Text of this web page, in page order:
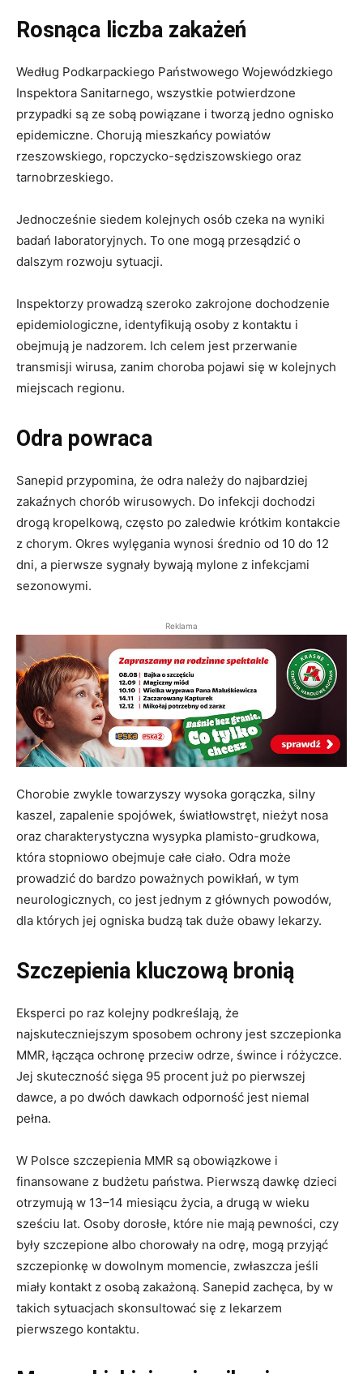
Rosnąca liczba zakażeń
Według Podkarpackiego Państwowego Wojewódzkiego
Inspektora Sanitarnego, wszystkie potwierdzone
przypadki są ze sobą powiązane i tworzą jedno ognisko
epidemiczne. Chorują mieszkańcy powiatów
rzeszowskiego, ropczycko-sędziszowskiego oraz
tarnobrzeskiego.
Jednocześnie siedem kolejnych osób czeka na wyniki
badań laboratoryjnych. To one mogą przesądzić o
dalszym rozwoju sytuacji.
Inspektorzy prowadzą szeroko zakrojone dochodzenie
epidemiologiczne, identyfikują osoby z kontaktu i
obejmują je nadzorem. Ich celem jest przerwanie
transmisji wirusa, zanim choroba pojawi się w kolejnych
miejscach regionu.
Odra powraca
Sanepid przypomina, że odra należy do najbardziej
zakaźnych chorób wirusowych. Do infekcji dochodzi
drogą kropelkową, często po zaledwie krótkim kontakcie
z chorym. Okres wylęgania wynosi średnio od 10 do 12
dni, a pierwsze sygnały bywają mylone z infekcjami
sezonowymi.
Reklama
Chorobie zwykle towarzyszy wysoka gorączka, silny
kaszel, zapalenie spojówek, światłowstręt, nieżyt nosa
oraz charakterystyczna wysypka plamisto-grudkowa,
która stopniowo obejmuje całe ciało. Odra może
prowadzić do bardzo poważnych powikłań, w tym
neurologicznych, co jest jednym z głównych powodów,
dla których jej ogniska budzą tak duże obawy lekarzy.
Szczepienia kluczową bronią
Eksperci po raz kolejny podkreślają, że
najskuteczniejszym sposobem ochrony jest szczepionka
MMR, łącząca ochronę przeciw odrze, śwince i różyczce.
Jej skuteczność sięga 95 procent już po pierwszej
dawce, a po dwóch dawkach odporność jest niemal
pełna.
W Polsce szczepienia MMR są obowiązkowe i
finansowane z budżetu państwa. Pierwszą dawkę dzieci
otrzymują w 13–14 miesiącu życia, a drugą w wieku
sześciu lat. Osoby dorosłe, które nie mają pewności, czy
były szczepione albo chorowały na odrę, mogą przyjąć
szczepionkę w dowolnym momencie, zwłaszcza jeśli
miały kontakt z osobą zakażoną. Sanepid zachęca, by w
takich sytuacjach skonsultować się z lekarzem
pierwszego kontaktu.